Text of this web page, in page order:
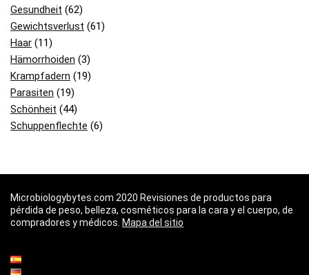
Gesundheit (62)
Gewichtsverlust (61)
Haar (11)
Hämorrhoiden (3)
Krampfadern (19)
Parasiten (19)
Schönheit (44)
Schuppenflechte (6)
Microbiologybytes.com 2020 Revisiones de productos para
pérdida de peso, belleza, cosméticos para la cara y el cuerpo, de
compradores y médicos. Mapa del sitio